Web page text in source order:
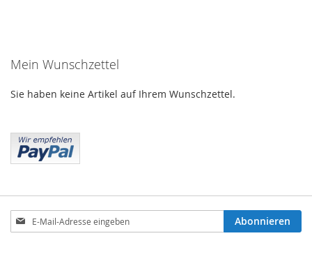
Mein Wunschzettel
Sie haben keine Artikel auf Ihrem Wunschzettel.
Anmeldung
zum
Abonnieren